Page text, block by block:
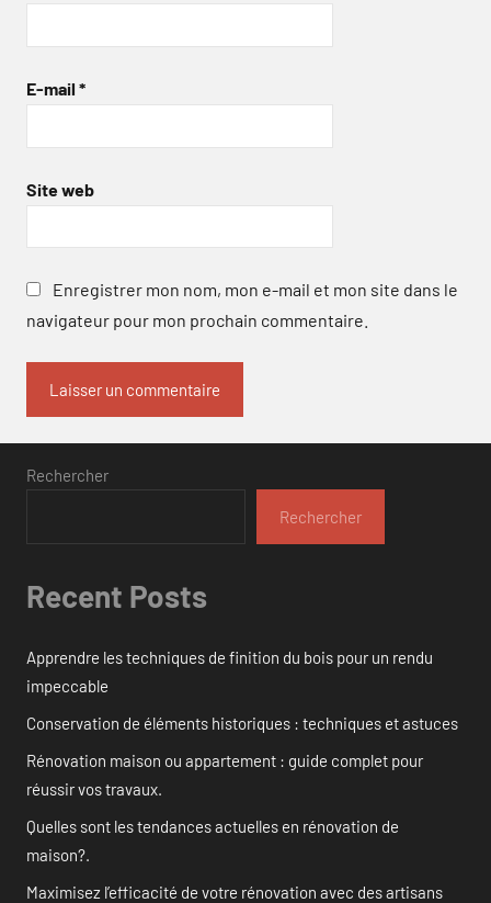
E-mail *
Site web
Enregistrer mon nom, mon e-mail et mon site dans le
navigateur pour mon prochain commentaire.
Rechercher
Rechercher
Recent Posts
Apprendre les techniques de finition du bois pour un rendu
impeccable
Conservation de éléments historiques : techniques et astuces
Rénovation maison ou appartement : guide complet pour
réussir vos travaux.
Quelles sont les tendances actuelles en rénovation de
maison?.
Maximisez l’efficacité de votre rénovation avec des artisans